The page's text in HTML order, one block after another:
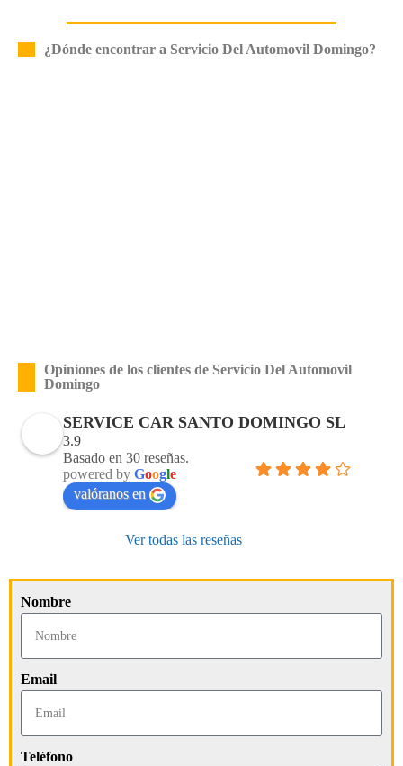
¿Dónde encontrar a Servicio Del Automovil Domingo?
Opiniones de los clientes de Servicio Del Automovil
Domingo
SERVICE CAR SANTO DOMINGO SL
3.9
Basado en 30 reseñas.
powered by Google
valóranos en
Ver todas las reseñas
Nombre
Email
Teléfono